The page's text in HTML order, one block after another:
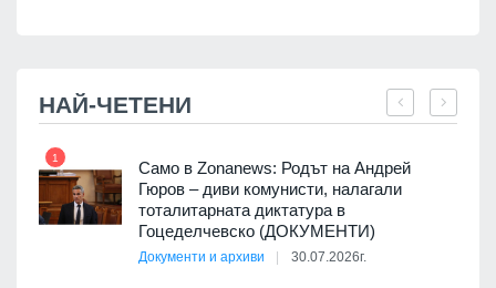
НАЙ-ЧЕТЕНИ
1
Само в Zonanews: Родът на Андрей
Гюров – диви комунисти, налагали
тоталитарната диктатура в
Гоцеделчевско (ДОКУМЕНТИ)
Документи и архиви 30.07.2026г.